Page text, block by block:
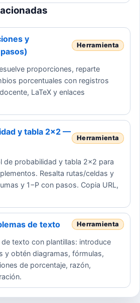
y
proporciones, reparte
porcentuales con registros
LaTeX y enlaces
y tabla 2×2 —
de probabilidad y tabla 2×2 para
Resalta rutas/celdas y
y 1−P con pasos. Copia URL,
de texto
texto con plantillas: introduce
y obtén diagramas, fórmulas,
de porcentaje, razón,